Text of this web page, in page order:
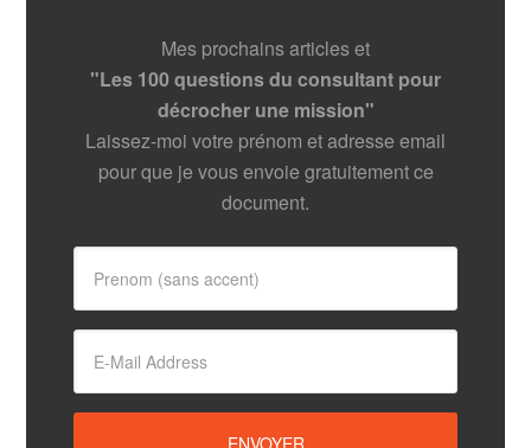
Mes prochains articles et
"Les 100 questions du consultant pour
décrocher une mission"
Laissez-moi votre prénom et adresse email
pour que je vous envoie gratuitement ce
document.